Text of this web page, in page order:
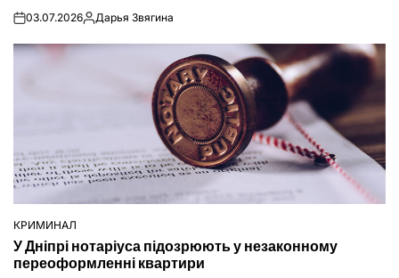
on03.07.2026Опубліковано
Дарья Звягина
ОПУБЛІКУВАТИ
У
КРИМИНАЛ
У Дніпрі нотаріуса підозрюють у незаконному
переоформленні квартири